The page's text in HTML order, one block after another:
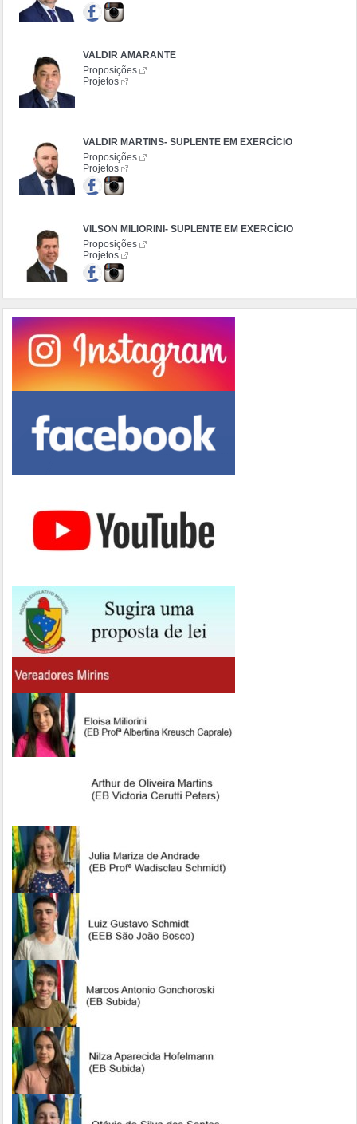
VALDIR AMARANTE
Proposições
Projetos
VALDIR MARTINS- SUPLENTE EM EXERCÍCIO
Proposições
Projetos
VILSON MILIORINI- SUPLENTE EM EXERCÍCIO
Proposições
Projetos